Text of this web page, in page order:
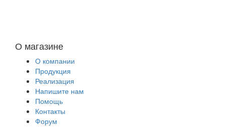
О магазине
О компании
Продукция
Реализация
Напишите нам
Помощь
Контакты
Форум